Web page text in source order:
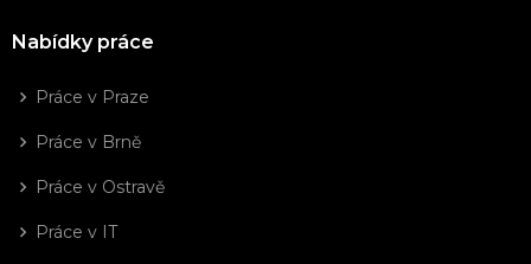
Nabídky práce
Práce v Praze
Práce v Brně
Práce v Ostravě
Práce v IT